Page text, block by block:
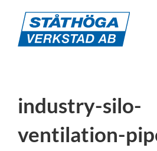
innehållet
industry-silo-
ventilation-